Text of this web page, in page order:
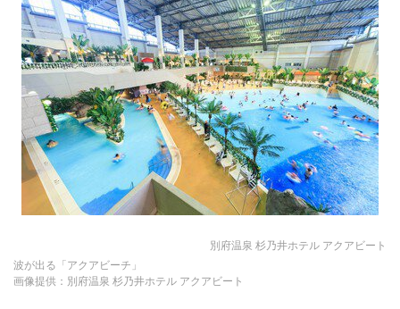
別府温泉 杉乃井ホテル アクアビート
波が出る「アクアビーチ」
画像提供：別府温泉 杉乃井ホテル アクアビート